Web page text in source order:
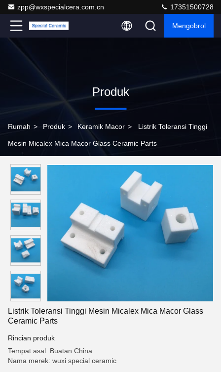
zpp@wxspecialcera.com.cn 17351500728
Mengobrol
Produk
Rumah > Produk > Keramik Macor > Listrik Toleransi Tinggi
Mesin Micalex Mica Macor Glass Ceramic Parts
Listrik Toleransi Tinggi Mesin Micalex Mica Macor Glass
Ceramic Parts
Rincian produk
Tempat asal: Buatan China
Nama merek: wuxi special ceramic